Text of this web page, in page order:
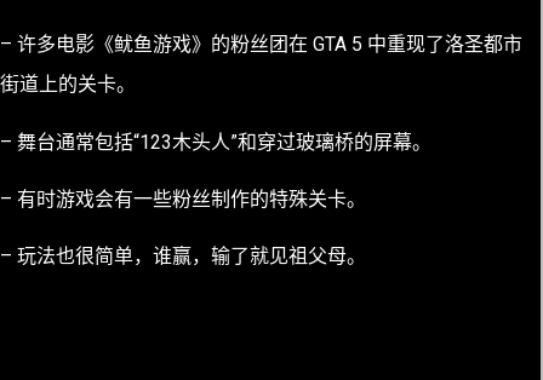
– 许多电影《鱿鱼游戏》的粉丝团在 GTA 5 中重现了洛圣都市
街道上的关卡。
– 舞台通常包括“123木头人”和穿过玻璃桥的屏幕。
– 有时游戏会有一些粉丝制作的特殊关卡。
– 玩法也很简单，谁赢，输了就见祖父母。